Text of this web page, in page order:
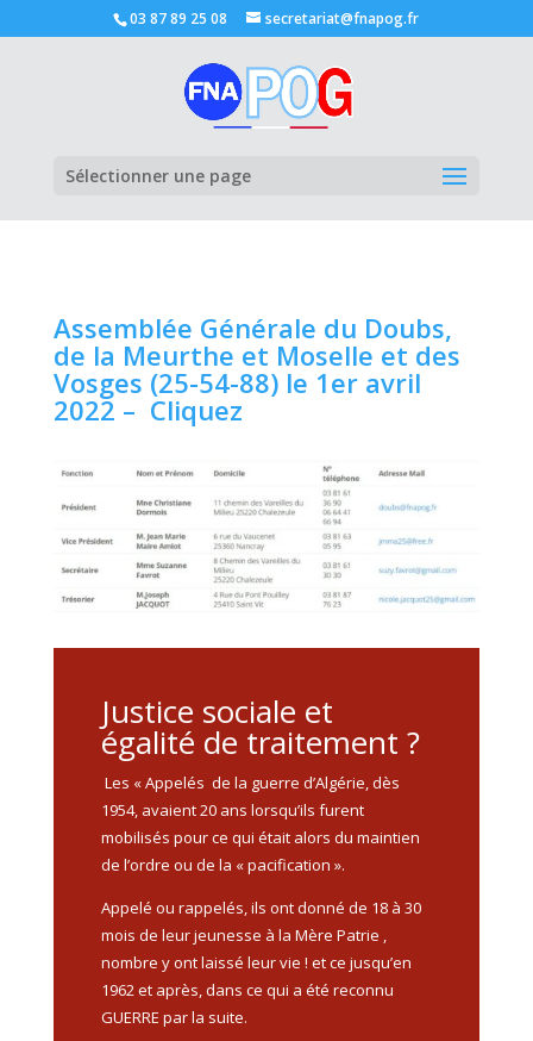
03 87 89 25 08 secretariat@fnapog.fr
Sélectionner une page
Assemblée Générale du Doubs,
de la Meurthe et Moselle et des
Vosges (25-54-88) le 1er avril
2022 – Cliquez
Justice sociale et
égalité de traitement ?
Les « Appelés de la guerre d’Algérie, dès
1954, avaient 20 ans lorsqu’ils furent
mobilisés pour ce qui était alors du maintien
de l’ordre ou de la « pacification ».
Appelé ou rappelés, ils ont donné de 18 à 30
mois de leur jeunesse à la Mère Patrie ,
nombre y ont laissé leur vie ! et ce jusqu’en
1962 et après, dans ce qui a été reconnu
GUERRE par la suite.